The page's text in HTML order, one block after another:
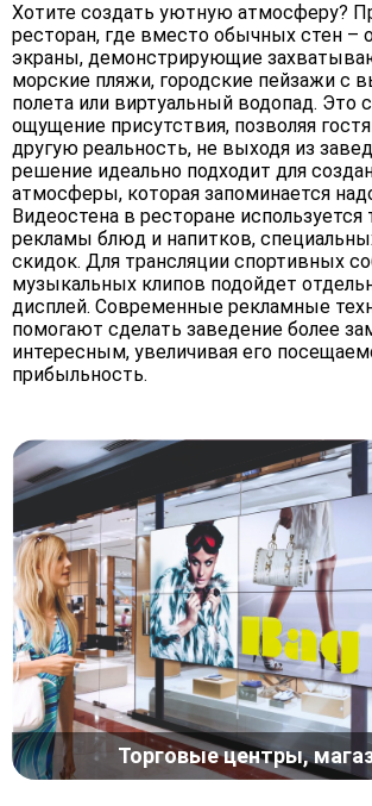
Хотите создать уютную атмосферу?
ресторан, где вместо обычных стен –
экраны, демонстрирующие
морские пляжи, городские пейзажи с
полета или виртуальный водопад. Это
ощущение присутствия, позволяя
другую реальность, не выходя из
решение идеально подходит для
атмосферы, которая запоминается
Видеостена в ресторане используется
рекламы блюд и напитков,
скидок. Для трансляции спортивных
музыкальных клипов подойдет
дисплей. Современные рекламные
помогают сделать заведение более
интересным, увеличивая его
прибыльность.
Торговые центры,